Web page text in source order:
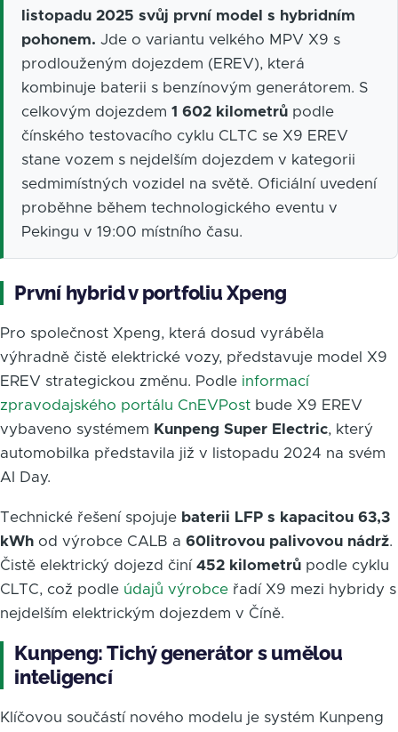
listopadu 2025 svůj první model s hybridním
pohonem. Jde o variantu velkého MPV X9 s
prodlouženým dojezdem (EREV), která
kombinuje baterii s benzínovým generátorem. S
celkovým dojezdem 1 602 kilometrů podle
čínského testovacího cyklu CLTC se X9 EREV
stane vozem s nejdelším dojezdem v kategorii
sedmimístných vozidel na světě. Oficiální uvedení
proběhne během technologického eventu v
Pekingu v 19:00 místního času.
První hybrid v portfoliu Xpeng
Pro společnost Xpeng, která dosud vyráběla
výhradně čistě elektrické vozy, představuje model X9
EREV strategickou změnu. Podle informací
zpravodajského portálu CnEVPost bude X9 EREV
vybaveno systémem Kunpeng Super Electric, který
automobilka představila již v listopadu 2024 na svém
AI Day.
Technické řešení spojuje baterii LFP s kapacitou 63,3
kWh od výrobce CALB a 60litrovou palivovou nádrž.
Čistě elektrický dojezd činí 452 kilometrů podle cyklu
CLTC, což podle údajů výrobce řadí X9 mezi hybridy s
nejdelším elektrickým dojezdem v Číně.
Kunpeng: Tichý generátor s umělou
inteligencí
Klíčovou součástí nového modelu je systém Kunpeng